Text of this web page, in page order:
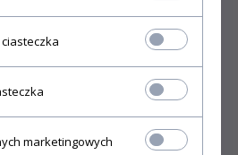
marketingowych